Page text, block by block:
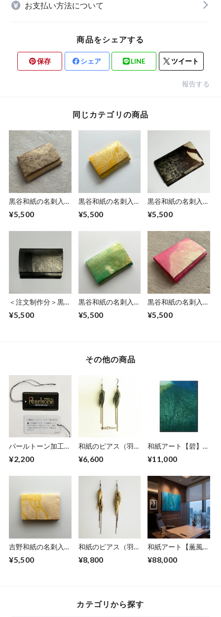
お支払い方法について
商品をシェアする
保存 シェア LINE ツイート
報告する
同じカテゴリの商品
黒谷和紙の名刺入れ
¥5,500
黒谷和紙の名刺入れ
¥5,500
黒谷和紙の名刺入れ
¥5,500
＜注文制作分＞黒谷
曜】No.4
¥5,500
黒谷和紙の名刺入れ
¥5,500
黒谷和紙の名刺入れ
¥5,500
その他の商品
パールトーン加工
¥2,200
和紙のピアス（羽）
¥6,600
和紙アート【碧】
¥11,000
吉野和紙の名刺入れ
¥5,500
和紙のピアス（羽）
¥8,800
和紙アート【薫風】
４/4
¥88,000
カテゴリから探す